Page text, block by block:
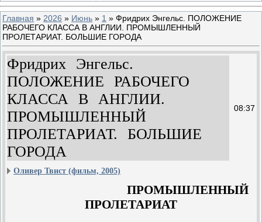
Главная » 2026 » Июнь » 1 » Фридрих Энгельс. ПОЛОЖЕНИЕ
РАБОЧЕГО КЛАССА В АНГЛИИ. ПРОМЫШЛЕННЫЙ
ПРОЛЕТАРИАТ. БОЛЬШИЕ ГОРОДА
Фридрих Энгельс.
ПОЛОЖЕНИЕ РАБОЧЕГО
КЛАССА В АНГЛИИ.
ПРОМЫШЛЕННЫЙ
ПРОЛЕТАРИАТ. БОЛЬШИЕ
ГОРОДА
08:37
Оливер Твист (фильм, 2005)
ПРОМЫШЛЕННЫЙ
ПРОЛЕТАРИАТ